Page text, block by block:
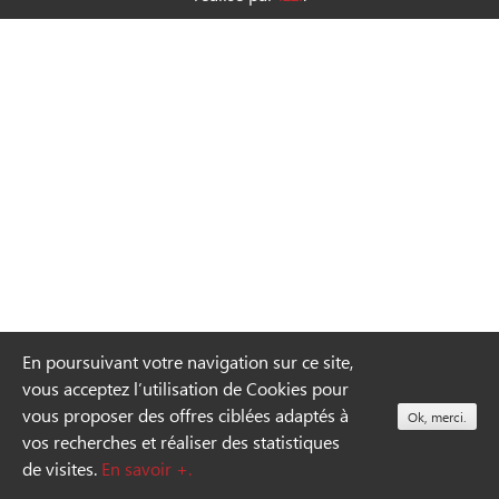
En poursuivant votre navigation sur ce site,
vous acceptez l’utilisation de Cookies pour
vous proposer des offres ciblées adaptés à
vos recherches et réaliser des statistiques
de visites. En savoir +.
Ok, merci.